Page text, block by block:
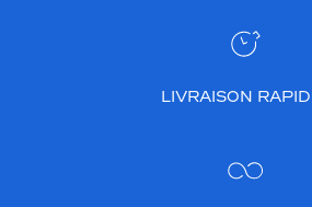
LIVRAISON